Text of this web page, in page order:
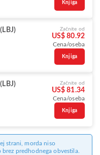
Knjiga
Začnite od
US$ 80.92
Cena/oseba
Knjiga
Začnite od
US$ 81.34
Cena/oseba
Knjiga
strani, morda niso
predhodnega obvestila.